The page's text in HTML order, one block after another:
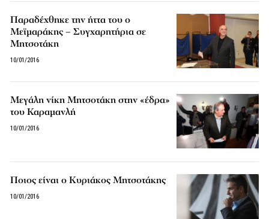
Παραδέχθηκε την ήττα του ο
Μεϊμαράκης – Συγχαρητήρια σε
Μητσοτάκη
10/01/2016
Μεγάλη νίκη Μητσοτάκη στην «έδρα»
του Καραμανλή
10/01/2016
Ποιος είναι ο Κυριάκος Μητσοτάκης
10/01/2016